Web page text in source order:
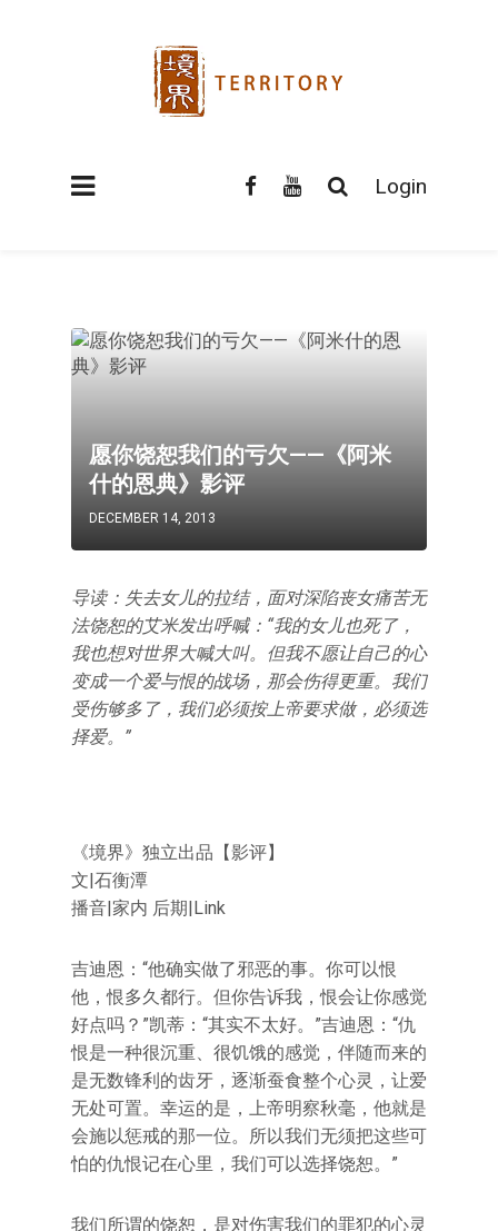
Login
愿你饶恕我们的亏欠——《阿米
什的恩典》影评
DECEMBER 14, 2013
导读：失去女儿的拉结，面对深陷丧女痛苦无
法饶恕的艾米发出呼喊：“我的女儿也死了，
我也想对世界大喊大叫。但我不愿让自己的心
变成一个爱与恨的战场，那会伤得更重。我们
受伤够多了，我们必须按上帝要求做，必须选
择爱。”
《境界》独立出品【影评】
文|石衡潭
播音|家内 后期|Link
吉迪恩：“他确实做了邪恶的事。你可以恨
他，恨多久都行。但你告诉我，恨会让你感觉
好点吗？”凯蒂：“其实不太好。”吉迪恩：“仇
恨是一种很沉重、很饥饿的感觉，伴随而来的
是无数锋利的齿牙，逐渐蚕食整个心灵，让爱
无处可置。幸运的是，上帝明察秋毫，他就是
会施以惩戒的那一位。所以我们无须把这些可
怕的仇恨记在心里，我们可以选择饶恕。”
我们所谓的饶恕，是对伤害我们的罪犯的心灵